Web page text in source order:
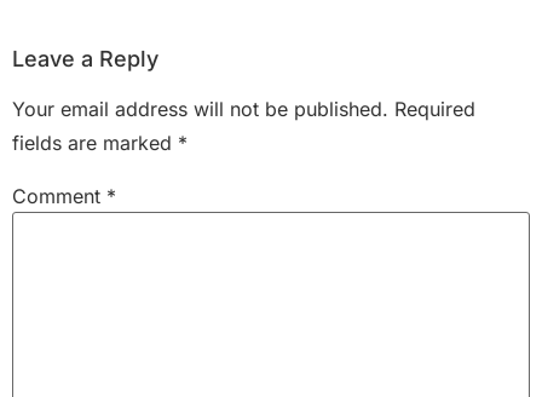
Leave a Reply
Your email address will not be published. Required
fields are marked *
Comment *